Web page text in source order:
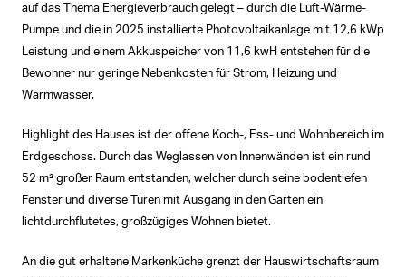
auf das Thema Energieverbrauch gelegt – durch die Luft-Wärme-
Pumpe und die in 2025 installierte Photovoltaikanlage mit 12,6 kWp
Leistung und einem Akkuspeicher von 11,6 kwH entstehen für die
Bewohner nur geringe Nebenkosten für Strom, Heizung und
Warmwasser.
Highlight des Hauses ist der offene Koch-, Ess- und Wohnbereich im
Erdgeschoss. Durch das Weglassen von Innenwänden ist ein rund
52 m² großer Raum entstanden, welcher durch seine bodentiefen
Fenster und diverse Türen mit Ausgang in den Garten ein
lichtdurchflutetes, großzügiges Wohnen bietet.
An die gut erhaltene Markenküche grenzt der Hauswirtschaftsraum